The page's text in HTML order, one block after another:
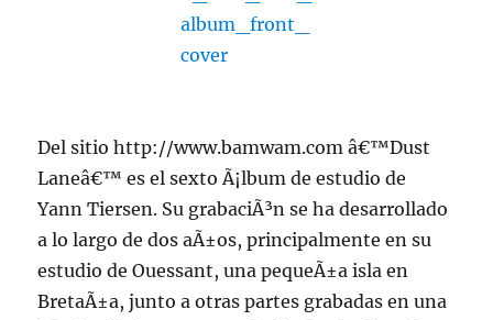
Del sitio http://www.bamwam.com â€™Dust
Laneâ€™ es el sexto Ã¡lbum de estudio de
Yann Tiersen. Su grabaciÃ³n se ha desarrollado
a lo largo de dos aÃ±os, principalmente en su
estudio de Ouessant, una pequeÃ±a isla en
BretaÃ±a, junto a otras partes grabadas en una